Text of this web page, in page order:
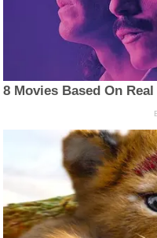
8 Movies Based On